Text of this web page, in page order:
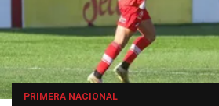
PRIMERA NACIONAL